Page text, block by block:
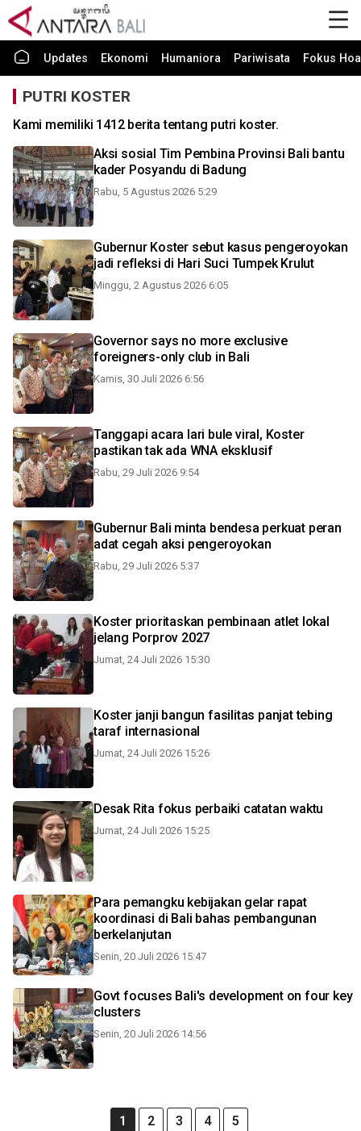
Updates Ekonomi Humaniora Pariwisata Fokus
PUTRI KOSTER
Kami memiliki 1412 berita tentang putri koster.
Aksi sosial Tim Pembina Provinsi Bali bantu
kader Posyandu di Badung
Rabu, 5 Agustus 2026 5:29
Gubernur Koster sebut kasus pengeroyokan
jadi refleksi di Hari Suci Tumpek Krulut
Minggu, 2 Agustus 2026 6:05
Governor says no more exclusive
foreigners-only club in Bali
Kamis, 30 Juli 2026 6:56
Tanggapi acara lari bule viral, Koster
pastikan tak ada WNA eksklusif
Rabu, 29 Juli 2026 9:54
Gubernur Bali minta bendesa perkuat peran
adat cegah aksi pengeroyokan
Rabu, 29 Juli 2026 5:37
Koster prioritaskan pembinaan atlet lokal
jelang Porprov 2027
Jumat, 24 Juli 2026 15:30
Koster janji bangun fasilitas panjat tebing
taraf internasional
Jumat, 24 Juli 2026 15:26
Desak Rita fokus perbaiki catatan waktu
Jumat, 24 Juli 2026 15:25
Para pemangku kebijakan gelar rapat
koordinasi di Bali bahas pembangunan
berkelanjutan
Senin, 20 Juli 2026 15:47
Govt focuses Bali's development on four key
clusters
Senin, 20 Juli 2026 14:56
1 2 3 4 5